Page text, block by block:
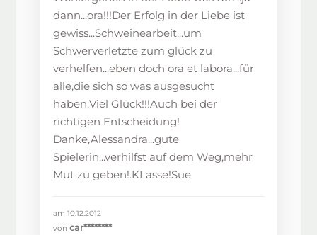
dann...ora!!!Der Erfolg in der Liebe ist
gewiss...Schweinearbeit...um
Schwerverletzte zum glück zu
verhelfen...eben doch ora et labora...für
alle,die sich so was ausgesucht
haben:Viel Glück!!!Auch bei der
richtigen Entscheidung!
Danke,Alessandra...gute
Spielerin...verhilfst auf dem Weg,mehr
Mut zu geben!.KLasse!Sue
am 10.12.2012
voncar********